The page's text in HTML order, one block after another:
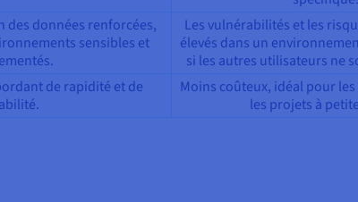
données renforcées,
sensibles et
Les vulnérabilités et les
élevés dans un
si les autres utilisateurs ne
de rapidité et de
Moins coûteux, idéal pour
les projets à